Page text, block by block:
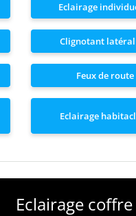
Eclairage
Clignotant latéral
Feux de route
Eclairage
Eclairage